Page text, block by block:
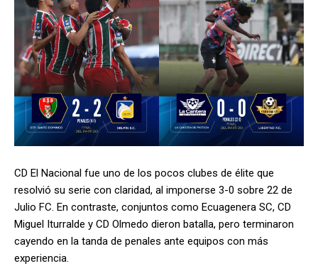
CD El Nacional fue uno de los pocos clubes de élite que
resolvió su serie con claridad, al imponerse 3-0 sobre 22 de
Julio FC. En contraste, conjuntos como Ecuagenera SC, CD
Miguel Iturralde y CD Olmedo dieron batalla, pero terminaron
cayendo en la tanda de penales ante equipos con más
experiencia.